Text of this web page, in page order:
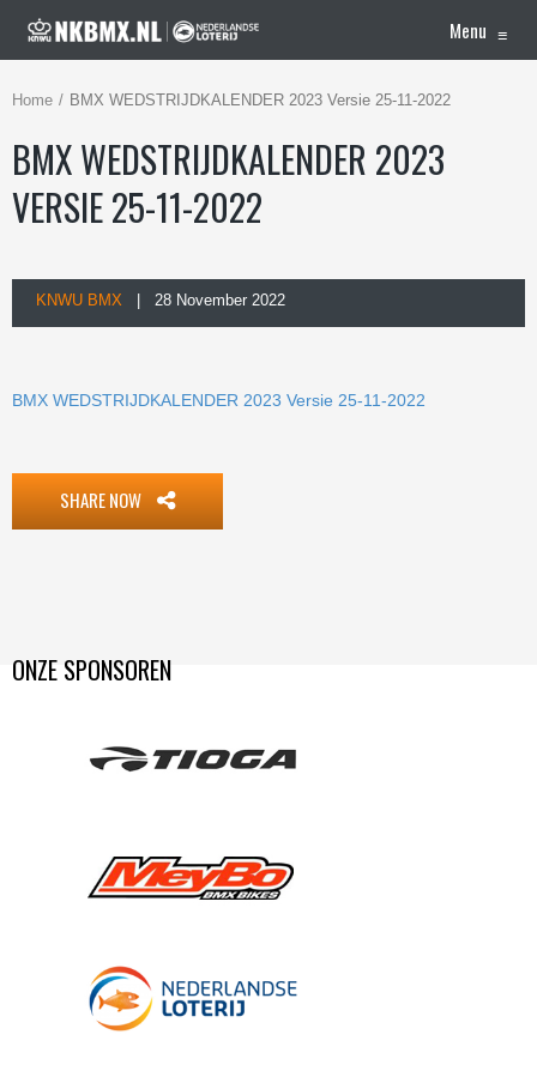
Menu ≡
Home BMX WEDSTRIJDKALENDER 2023 Versie 25-11-2022
BMX WEDSTRIJDKALENDER 2023
VERSIE 25-11-2022
KNWU BMX | 28 November 2022
BMX WEDSTRIJDKALENDER 2023 Versie 25-11-2022
SHARE NOW
ONZE SPONSOREN